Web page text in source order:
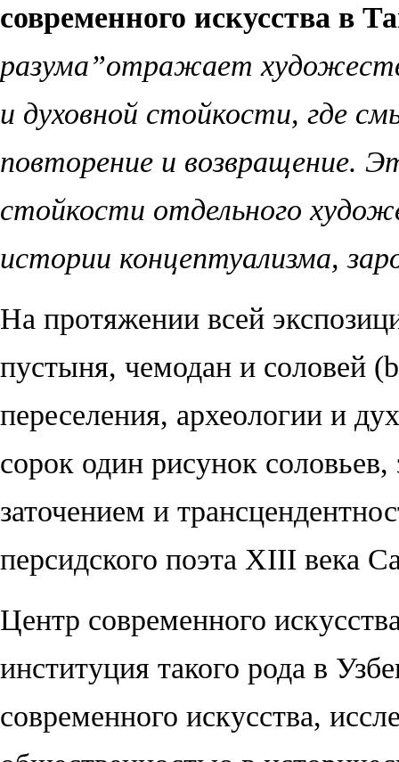
современного искусства в
разума”отражает
и духовной стойкости, где
повторение и возвращение.
стойкости отдельного
истории концептуализма,
На протяжении всей
пустыня, чемодан и соловей
переселения, археологии и
сорок один рисунок
заточением и
персидского поэта XIII века
Центр современного
институция такого рода в
современного искусства,